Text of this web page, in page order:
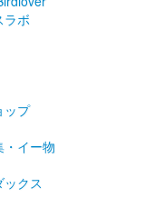
ラボ
ップ
イー物
クス